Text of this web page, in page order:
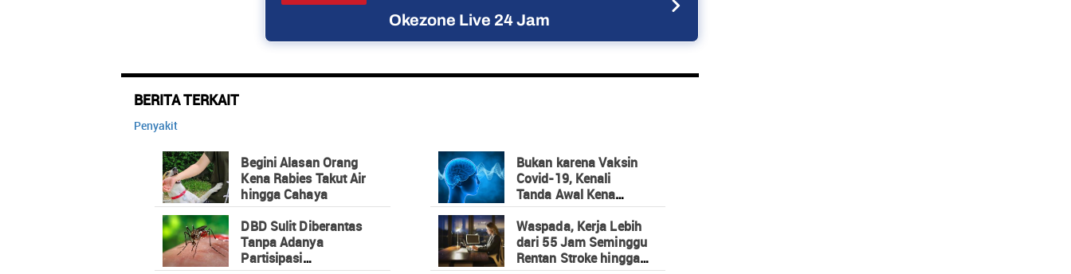
Okezone Live 24 Jam
BERITA TERKAIT
Penyakit
Begini Alasan Orang
Kena Rabies Takut Air
hingga Cahaya
DBD Sulit Diberantas
Tanpa Adanya
Partisipasi
Bukan karena Vaksin
Covid-19, Kenali
Tanda Awal Kena
Stroke
Waspada, Kerja Lebih
dari 55 Jam Seminggu
Rentan Stroke hingga